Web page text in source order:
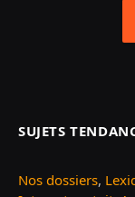
SUJETS
Nos dossiers,